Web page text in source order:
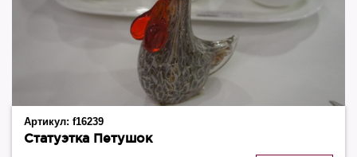
Артикул: f16239
Статуэтка Петушок